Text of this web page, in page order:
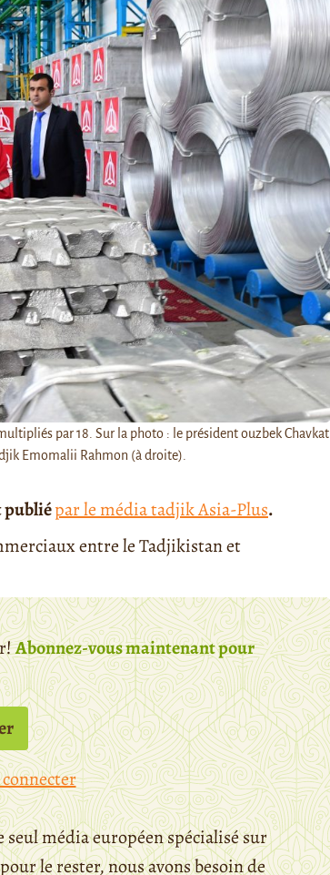
par 18. Sur la photo : le président ouzbek Chavkat
Emomalii Rahmon (à droite).
par le média tadjik Asia-Plus.
entre le Tadjikistan et
Abonnez-vous maintenant pour
connecter
seul média européen spécialisé sur
le rester, nous avons besoin de